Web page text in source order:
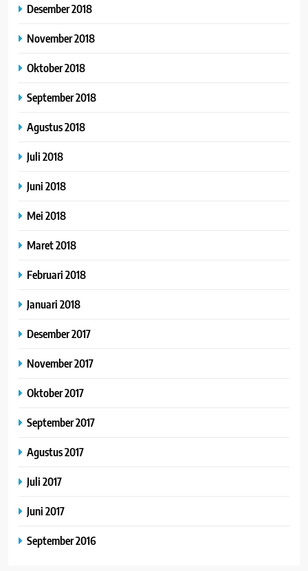
Desember 2018
November 2018
Oktober 2018
September 2018
Agustus 2018
Juli 2018
Juni 2018
Mei 2018
Maret 2018
Februari 2018
Januari 2018
Desember 2017
November 2017
Oktober 2017
September 2017
Agustus 2017
Juli 2017
Juni 2017
September 2016